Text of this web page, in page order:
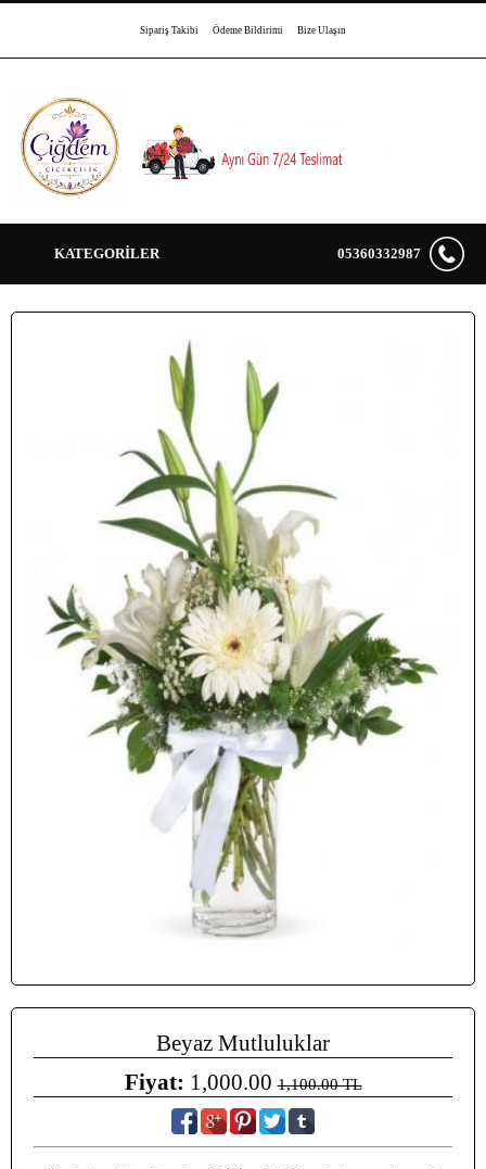
Sipariş Takibi Ödeme Bildirimi Bize Ulaşın
KATEGORİLER 05360332987
Beyaz Mutluluklar
Fiyat: 1,000.001,100.00 TL